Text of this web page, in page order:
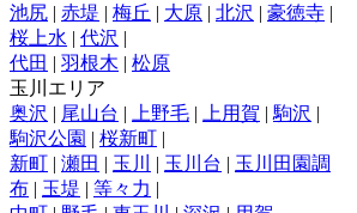
池尻 | 赤堤 | 梅丘 | 大原 | 北沢 | 豪徳寺 |
桜上水 | 代沢 |
代田 | 羽根木 | 松原
玉川エリア
奥沢 | 尾山台 | 上野毛 | 上用賀 | 駒沢 |
駒沢公園 | 桜新町 |
新町 | 瀬田 | 玉川 | 玉川台 | 玉川田園調
布 | 玉堤 | 等々力 |